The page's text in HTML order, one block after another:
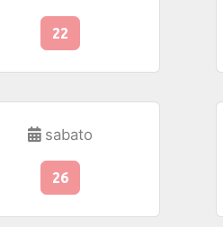
22
sabato
26